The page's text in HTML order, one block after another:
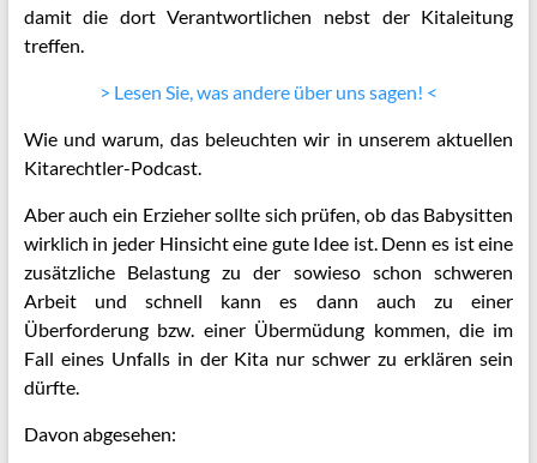
damit die dort Verantwortlichen nebst der Kitaleitung
treffen.
> Lesen Sie, was andere über uns sagen! <
Wie und warum, das beleuchten wir in unserem aktuellen
Kitarechtler-Podcast.
Aber auch ein Erzieher sollte sich prüfen, ob das Babysitten
wirklich in jeder Hinsicht eine gute Idee ist. Denn es ist eine
zusätzliche Belastung zu der sowieso schon schweren
Arbeit und schnell kann es dann auch zu einer
Überforderung bzw. einer Übermüdung kommen, die im
Fall eines Unfalls in der Kita nur schwer zu erklären sein
dürfte.
Davon abgesehen: